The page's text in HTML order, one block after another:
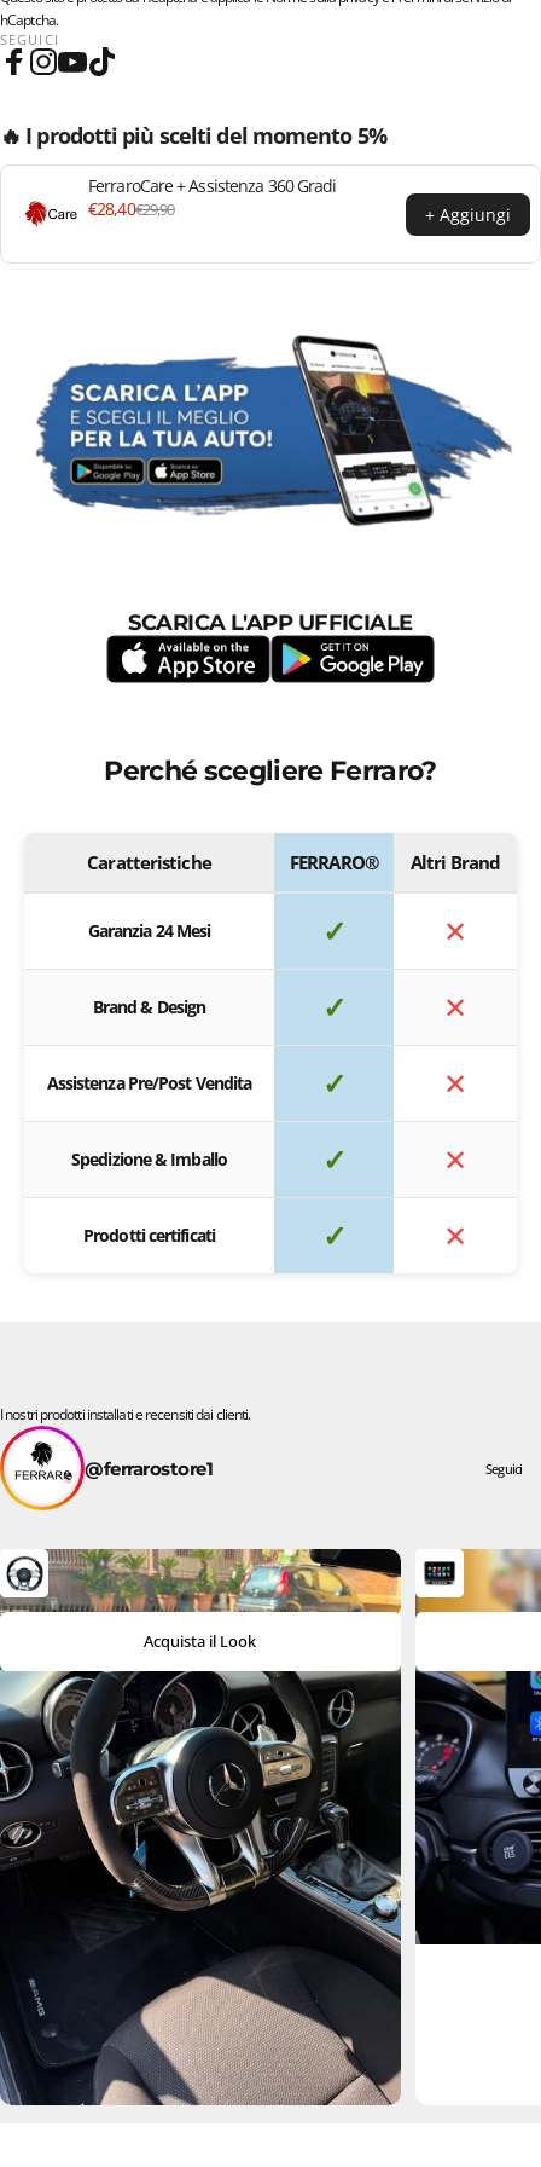
hCaptcha.
SEGUICI
🔥 I prodotti più scelti del momento 5%
FerraroCare + Assistenza 360 Gradi
€28,40€29,90 + Aggiungi
SCARICA L'APP UFFICIALE
Perché scegliere Ferraro?
Caratteristiche FERRARO® Altri Brand
Garanzia 24 Mesi ✓ ✕
Brand & Design ✓ ✕
Assistenza Pre/Post Vendita ✓ ✕
Spedizione & Imballo ✓ ✕
Prodotti certificati ✓ ✕
I nostri prodotti installati e recensiti dai clienti.
@ferrarostore1 Seguici
Acquista il Look